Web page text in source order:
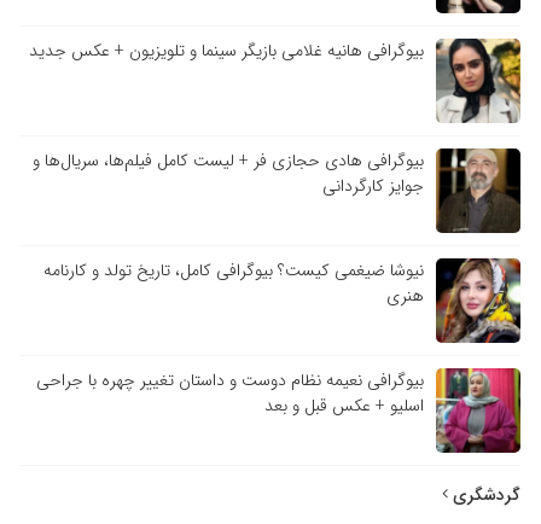
بیوگرافی هانیه غلامی بازیگر سینما و تلویزیون + عکس جدید
بیوگرافی هادی حجازی فر + لیست کامل فیلم‌ها، سریال‌ها و
جوایز کارگردانی
نیوشا ضیغمی کیست؟ بیوگرافی کامل، تاریخ تولد و کارنامه
هنری
بیوگرافی نعیمه نظام دوست و داستان تغییر چهره با جراحی
اسلیو + عکس قبل و بعد
گردشگری